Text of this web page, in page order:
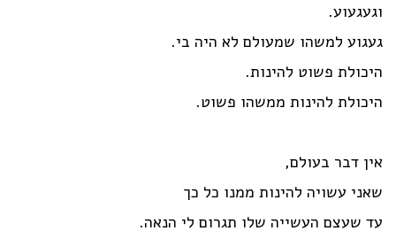
וגעגעוע.
געגוע למשהו שמעולם לא היה בי.
היכולת פשוט להינות.
היכולת להינות ממשהו פשוט.
אין דבר בעולם,
שאני עשויה להינות ממנו כל כך
עד שעצם העשייה שלו תגרום לי הנאה.